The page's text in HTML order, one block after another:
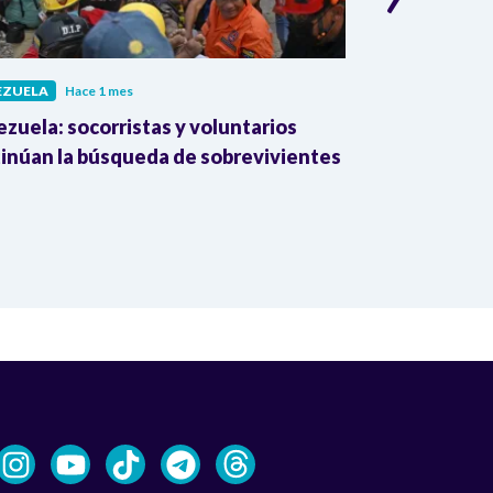
Hace 1 mes
socorristas y voluntarios
la búsqueda de sobrevivientes